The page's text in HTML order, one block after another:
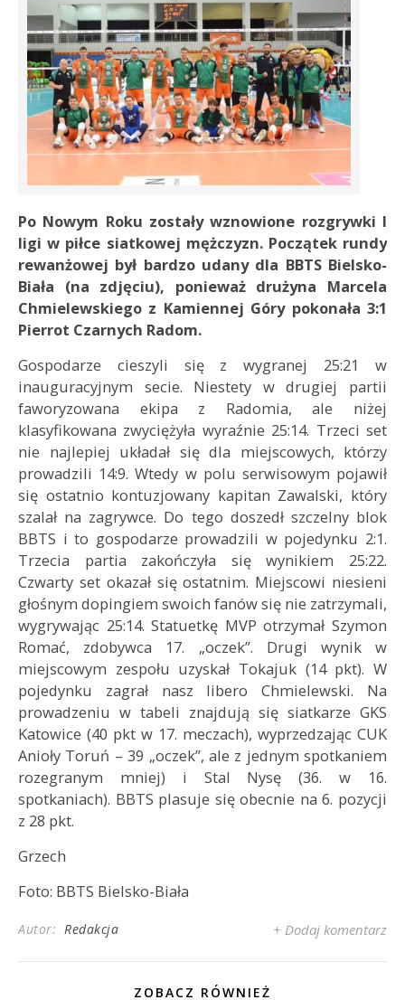
Po Nowym Roku zostały wznowione rozgrywki I
ligi w piłce siatkowej mężczyzn. Początek rundy
rewanżowej był bardzo udany dla BBTS Bielsko-
Biała (na zdjęciu), ponieważ drużyna Marcela
Chmielewskiego z Kamiennej Góry pokonała 3:1
Pierrot Czarnych Radom.
Gospodarze cieszyli się z wygranej 25:21 w
inauguracyjnym secie. Niestety w drugiej partii
faworyzowana ekipa z Radomia, ale niżej
klasyfikowana zwyciężyła wyraźnie 25:14. Trzeci set
nie najlepiej układał się dla miejscowych, którzy
prowadzili 14:9. Wtedy w polu serwisowym pojawił
się ostatnio kontuzjowany kapitan Zawalski, który
szalał na zagrywce. Do tego doszedł szczelny blok
BBTS i to gospodarze prowadzili w pojedynku 2:1.
Trzecia partia zakończyła się wynikiem 25:22.
Czwarty set okazał się ostatnim. Miejscowi niesieni
głośnym dopingiem swoich fanów się nie zatrzymali,
wygrywając 25:14. Statuetkę MVP otrzymał Szymon
Romać, zdobywca 17. „oczek”. Drugi wynik w
miejscowym zespołu uzyskał Tokajuk (14 pkt). W
pojedynku zagrał nasz libero Chmielewski. Na
prowadzeniu w tabeli znajdują się siatkarze GKS
Katowice (40 pkt w 17. meczach), wyprzedzając CUK
Anioły Toruń – 39 „oczek”, ale z jednym spotkaniem
rozegranym mniej) i Stal Nysę (36. w 16.
spotkaniach). BBTS plasuje się obecnie na 6. pozycji
z 28 pkt.
Grzech
Foto: BBTS Bielsko-Biała
Autor: Redakcja + Dodaj komentarz
ZOBACZ RÓWNIEŻ